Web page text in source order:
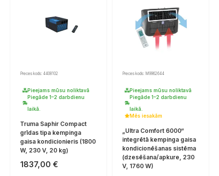
Preces kods: 4408102
Pieejams mūsu noliktavā
Piegāde 1–2 darbdienu
laikā.
Truma Saphir Compact
grīdas tipa kempinga
gaisa kondicionieris (1800
W, 230 V, 20 kg)
1837,00 €
Preces kods: M9962644
Pieejams mūsu noliktavā
Piegāde 1–2 darbdienu
laikā.
Mēs iesakām
„Ultra Comfort 6000“
integrētā kempinga gaisa
kondicionēšanas sistēma
(dzesēšana/apkure, 230
V, 1760 W)